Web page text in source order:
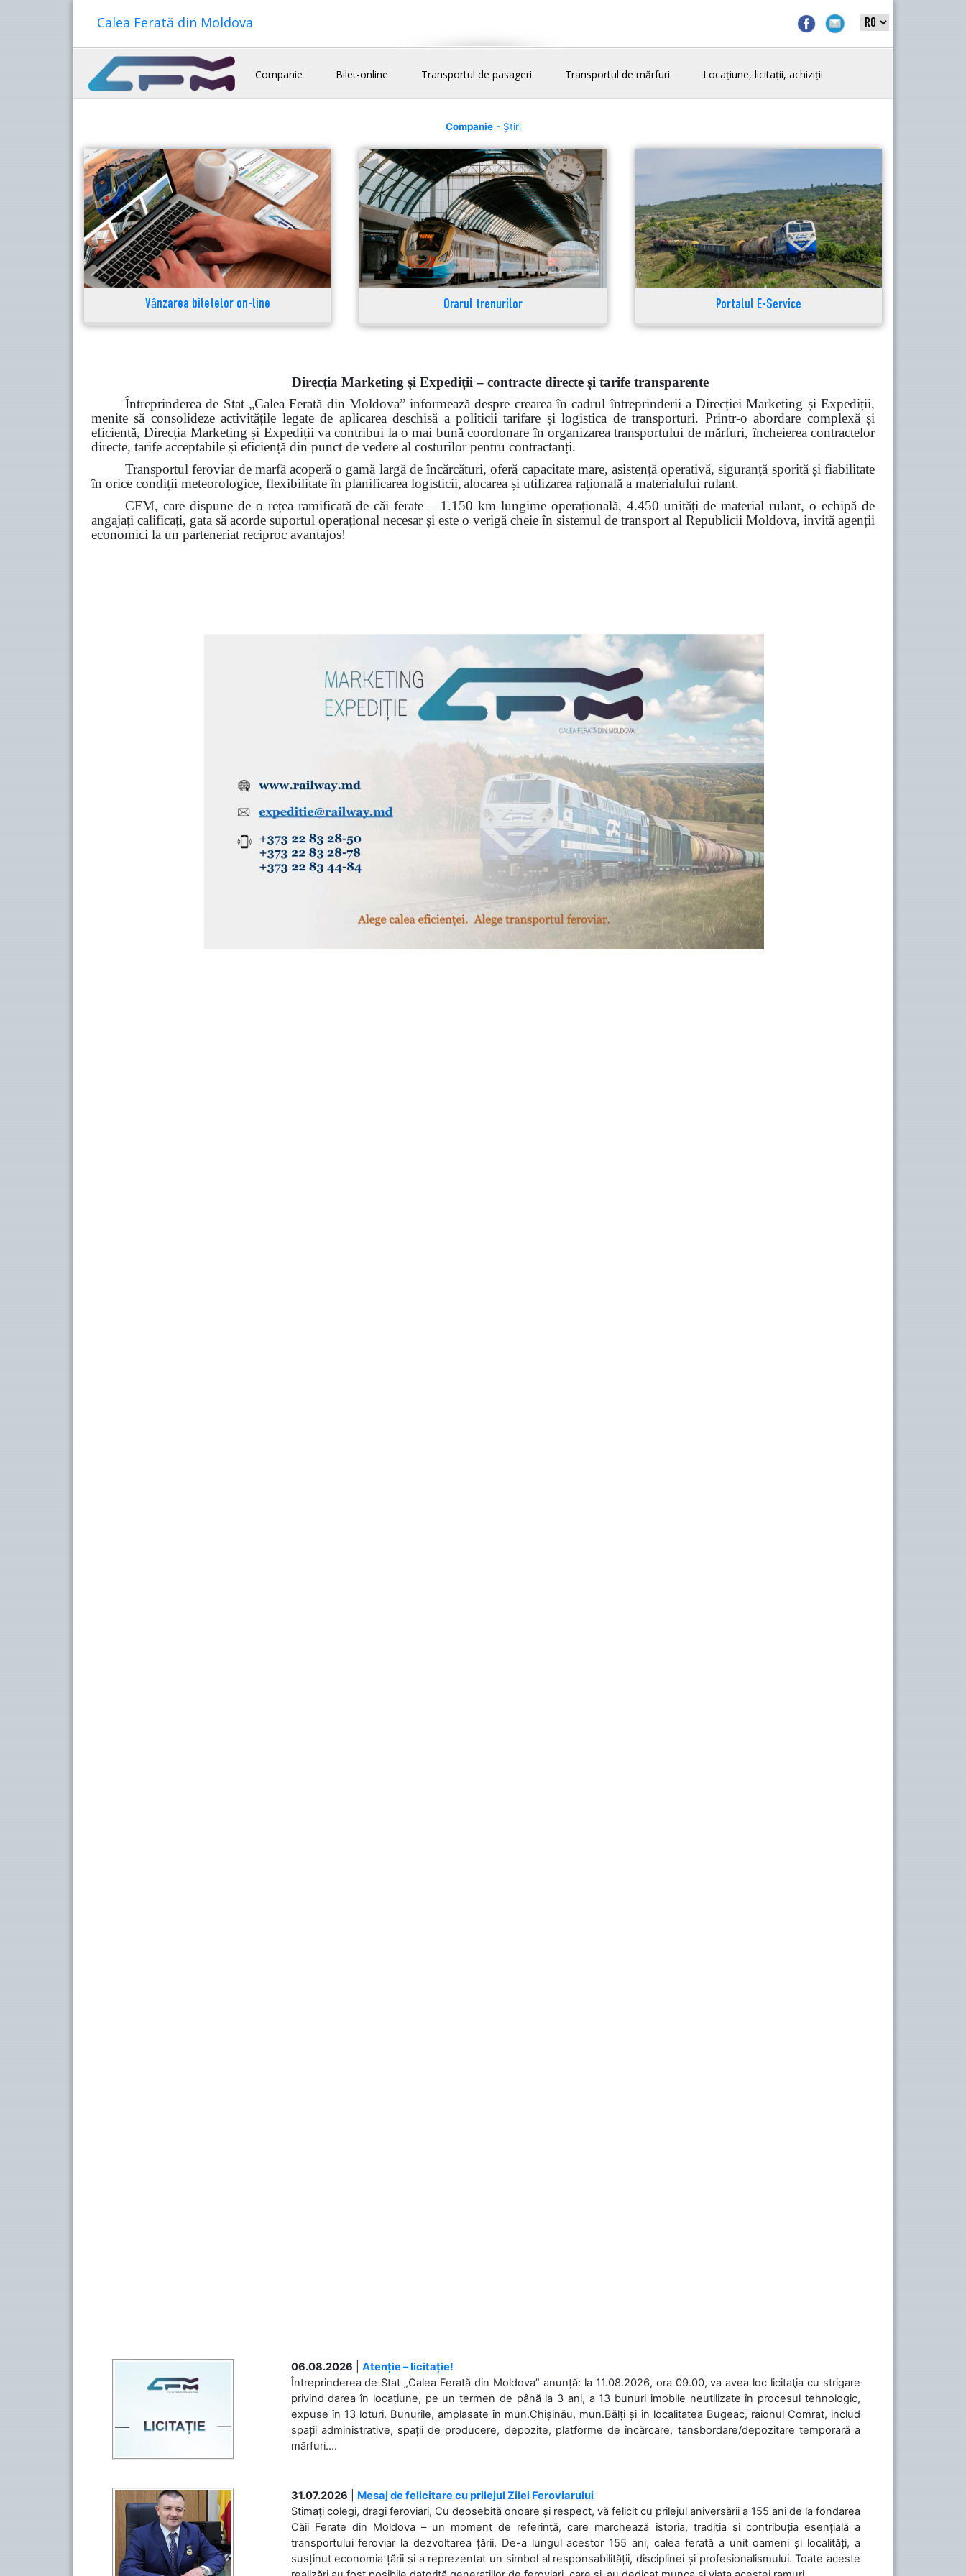
Calea Ferată din Moldova
Companie Bilet-online Transportul de pasageri Transportul de mărfuri Locațiune, licitații, achiziții
Companie- Știri
Vânzarea biletelor on-line Orarul trenurilor Portalul E-Service
Direcția Marketing și Expediții – contracte directe și tarife transparente
Întreprinderea de Stat „Calea Ferată din Moldova” informează despre crearea în cadrul întreprinderii a Direcției Marketing și Expediții,
menite să consolideze activitățile legate de aplicarea deschisă a politicii tarifare și logistica de transporturi. Printr-o abordare complexă și
eficientă, Direcția Marketing și Expediții va contribui la o mai bună coordonare în organizarea transportului de mărfuri, încheierea contractelor
directe, tarife acceptabile și eficiență din punct de vedere al costurilor pentru contractanți.
Transportul feroviar de marfă acoperă o gamă largă de încărcături, oferă capacitate mare, asistență operativă, siguranță sporită și fiabilitate
în orice condiții meteorologice, flexibilitate în planificarea logisticii,alocarea și utilizarea rațională a materialului rulant.
CFM, care dispune de o rețea ramificată de căi ferate – 1.150 km lungime operațională, 4.450 unități de material rulant, o echipă de
angajați calificați, gata să acorde suportul operațional necesar și este o verigă cheie în sistemul de transport al Republicii Moldova, invită agenții
economici la un parteneriat reciproc avantajos!
06.08.2026
Atenție – licitație!
Întreprinderea de Stat „Calea Ferată din Moldova” anunță: la 11.08.2026, ora 09.00, va avea loc licitaţia cu strigare
privind darea în locațiune, pe un termen de până la 3 ani, a 13 bunuri imobile neutilizate în procesul tehnologic,
expuse în 13 loturi. Bunurile, amplasate în mun.Chișinău, mun.Bălți și în localitatea Bugeac, raionul Comrat, includ
spații administrative, spații de producere, depozite, platforme de încărcare, tansbordare/depozitare temporară a
mărfuri....
31.07.2026
Mesaj de felicitare cu prilejul Zilei Feroviarului
Stimați colegi, dragi feroviari, Cu deosebită onoare și respect, vă felicit cu prilejul aniversării a 155 ani de la fondarea
Căii Ferate din Moldova – un moment de referință, care marchează istoria, tradiția și contribuția esențială a
transportului feroviar la dezvoltarea țării. De-a lungul acestor 155 ani, calea ferată a unit oameni și localități, a
susținut economia țării și a reprezentat un simbol al responsabilității, disciplinei și profesionalismului. Toate aceste